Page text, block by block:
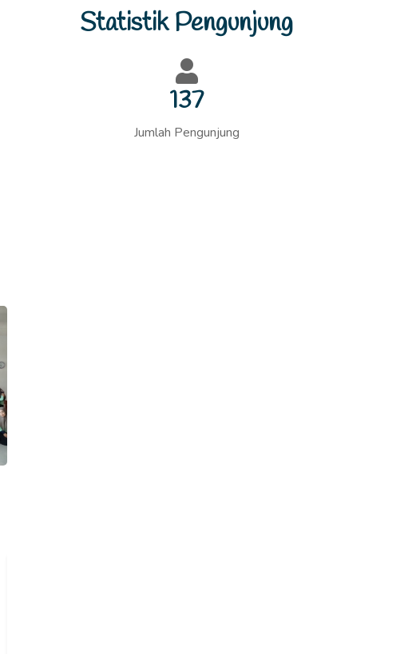
Statistik Pengunjung
166
Jumlah Pengunjung